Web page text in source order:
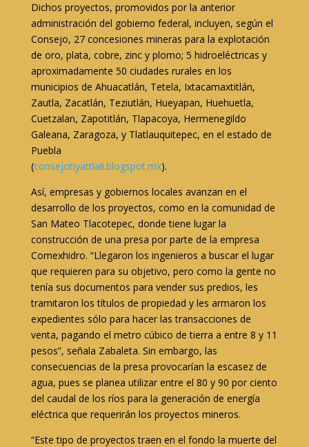
Dichos proyectos, promovidos por la anterior
administración del gobierno federal, incluyen, según el
Consejo, 27 concesiones mineras para la explotación
de oro, plata, cobre, zinc y plomo; 5 hidroeléctricas y
aproximadamente 50 ciudades rurales en los
municipios de Ahuacatlán, Tetela, Ixtacamaxtitlán,
Zautla, Zacatlán, Teziutlán, Hueyapan, Huehuetla,
Cuetzalan, Zapotitlán, Tlapacoya, Hermenegildo
Galeana, Zaragoza, y Tlatlauquitepec, en el estado de
Puebla
(consejotiyattlali.blogspot.mx).
Así, empresas y gobiernos locales avanzan en el
desarrollo de los proyectos, como en la comunidad de
San Mateo Tlacotepec, donde tiene lugar la
construcción de una presa por parte de la empresa
Comexhidro. “Llegaron los ingenieros a buscar el lugar
que requieren para su objetivo, pero como la gente no
tenía sus documentos para vender sus predios, les
tramitaron los títulos de propiedad y les armaron los
expedientes sólo para hacer las transacciones de
venta, pagando el metro cúbico de tierra a entre 8 y 11
pesos”, señala Zabaleta. Sin embargo, las
consecuencias de la presa provocarían la escasez de
agua, pues se planea utilizar entre el 80 y 90 por ciento
del caudal de los ríos para la generación de energía
eléctrica que requerirán los proyectos mineros.
“Este tipo de proyectos traen en el fondo la muerte del